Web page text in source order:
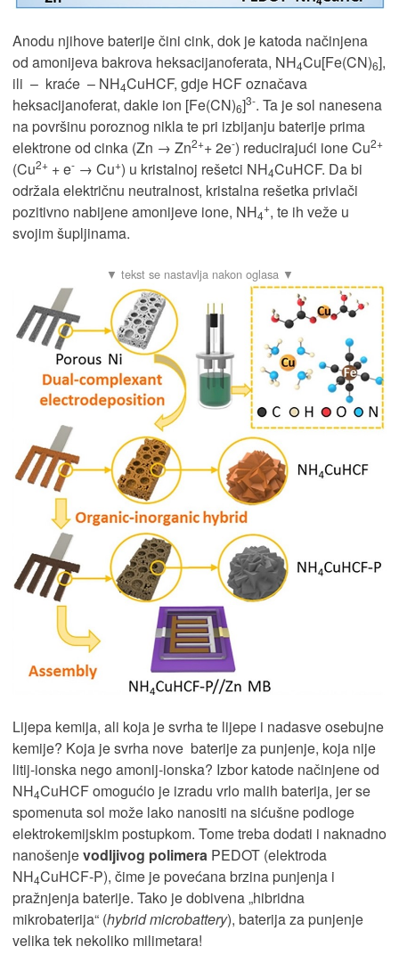
Anodu njihove baterije čini cink, dok je katoda načinjena
od amonijeva bakrova heksacijanoferata, NH4Cu[Fe(CN)6],
ili – kraće – NH4CuHCF, gdje HCF označava
heksacijanoferat, dakle ion [Fe(CN)6]3-. Ta je sol nanesena
na površinu poroznog nikla te pri izbijanju baterije prima
elektrone od cinka (Zn → Zn2++ 2e-) reducirajući ione Cu2+
(Cu2+ + e- → Cu+) u kristalnoj rešetci NH4CuHCF. Da bi
održala električnu neutralnost, kristalna rešetka privlači
pozitivno nabijene amonijeve ione, NH4
+, te ih veže u
svojim šupljinama.
Lijepa kemija, ali koja je svrha te lijepe i nadasve osebujne
kemije? Koja je svrha nove baterije za punjenje, koja nije
litij-ionska nego amonij-ionska? Izbor katode načinjene od
NH4CuHCF omogućio je izradu vrlo malih baterija, jer se
spomenuta sol može lako nanositi na sićušne podloge
elektrokemijskim postupkom. Tome treba dodati i naknadno
nanošenjevodljivog polimera PEDOT (elektroda
NH4CuHCF-P), čime je povećana brzina punjenja i
pražnjenja baterije. Tako je dobivena „hibridna
mikrobaterija“ (hybrid microbattery), baterija za punjenje
velika tek nekoliko milimetara!